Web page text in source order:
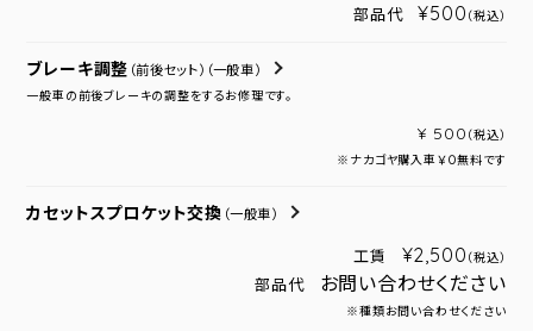
部品代 ¥500 （税込）
ブレーキ調整 （前後セット） （一般車）
一般車の前後ブレーキの調整をするお修理です。
¥ 500 （税込）
※ナカゴヤ購入車￥０無料です
カセットスプロケット交換 （一般車）
工賃 ¥2,500 （税込）
部品代 お問い合わせください
※種類お問い合わせください